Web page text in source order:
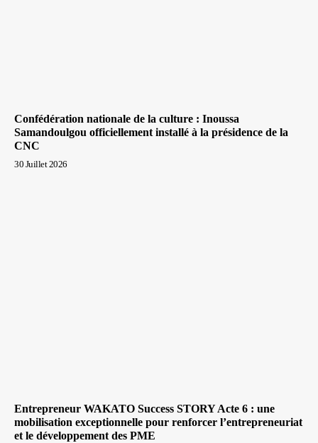
Confédération nationale de la culture : Inoussa
Samandoulgou officiellement installé à la présidence de la
CNC
30 Juillet 2026
Entrepreneur WAKATO Success STORY Acte 6 : une
mobilisation exceptionnelle pour renforcer l’entrepreneuriat
et le développement des PME